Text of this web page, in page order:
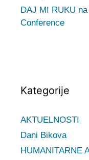
DAJ MI RUKU
Conference
Kategorije
AKTUELNOSTI
Dani Bikova
HUMANITARNE